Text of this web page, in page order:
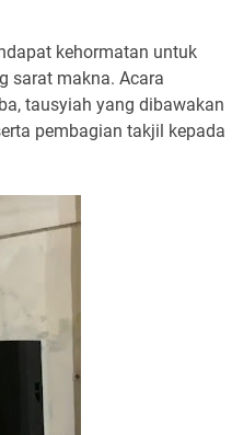
kehormatan untuk
sarat makna. Acara
tausyiah yang dibawakan
pembagian takjil kepada